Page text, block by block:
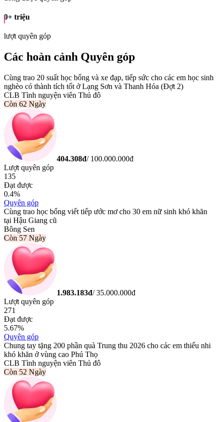
0+ triệu
lượt quyên góp
Các hoàn cảnh Quyên góp
Cùng trao 20 suất học bổng và xe đạp, tiếp sức cho các em học sinh
nghèo có thành tích tốt ở Lạng Sơn và Thanh Hóa (Đợt 2)
CLB Tình nguyện viên Thủ đô
Còn 62 Ngày
404.308đ/ 100.000.000đ
Lượt quyên góp
135
Đạt được
0.4%
Quyên góp
Cùng trao học bổng viết tiếp ước mơ cho 30 em nữ sinh khó khăn
tại Hậu Giang cũ
Bông Sen
Còn 57 Ngày
1.983.183đ/35.000.000đ
Lượt quyên góp
271
Đạt được
5.67%
Quyên góp
Chung tay tặng 200 phần quà Trung thu 2026 cho các em thiếu nhi
khó khăn ở vùng cao Phú Thọ
CLB Tình nguyện viên Thủ đô
Còn 52 Ngày